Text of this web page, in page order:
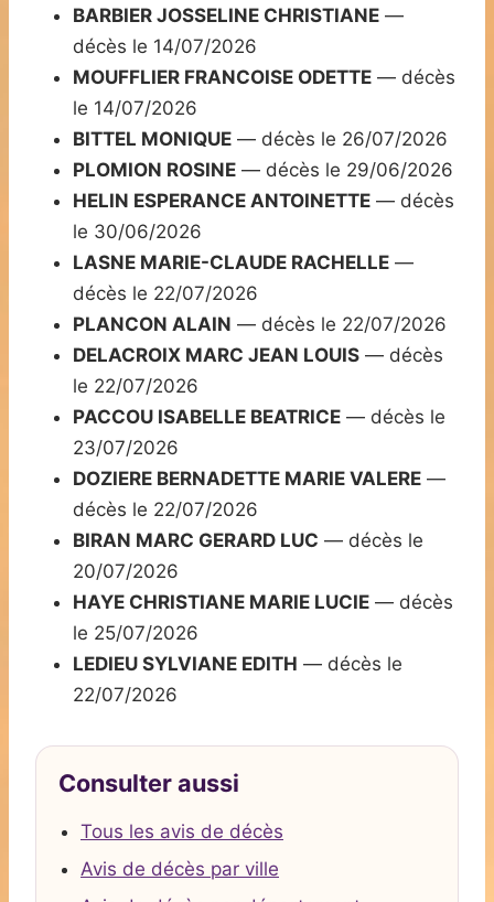
BARBIER JOSSELINE CHRISTIANE —
décès le 14/07/2026
MOUFFLIER FRANCOISE ODETTE — décès
le 14/07/2026
BITTEL MONIQUE — décès le 26/07/2026
PLOMION ROSINE — décès le 29/06/2026
HELIN ESPERANCE ANTOINETTE — décès
le 30/06/2026
LASNE MARIE-CLAUDE RACHELLE —
décès le 22/07/2026
PLANCON ALAIN — décès le 22/07/2026
DELACROIX MARC JEAN LOUIS — décès
le 22/07/2026
PACCOU ISABELLE BEATRICE — décès le
23/07/2026
DOZIERE BERNADETTE MARIE VALERE —
décès le 22/07/2026
BIRAN MARC GERARD LUC — décès le
20/07/2026
HAYE CHRISTIANE MARIE LUCIE — décès
le 25/07/2026
LEDIEU SYLVIANE EDITH — décès le
22/07/2026
Consulter aussi
Tous les avis de décès
Avis de décès par ville